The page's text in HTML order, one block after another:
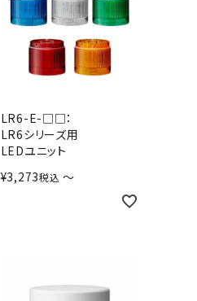
LR6-E-□□：
LR6シリーズ用
LEDユニット
¥3,273税込 〜